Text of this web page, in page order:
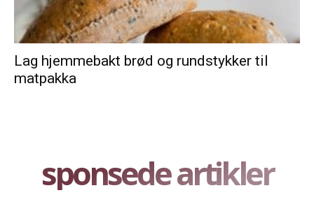
Lag hjemmebakt brød og rundstykker til
matpakka
sponsede artikler